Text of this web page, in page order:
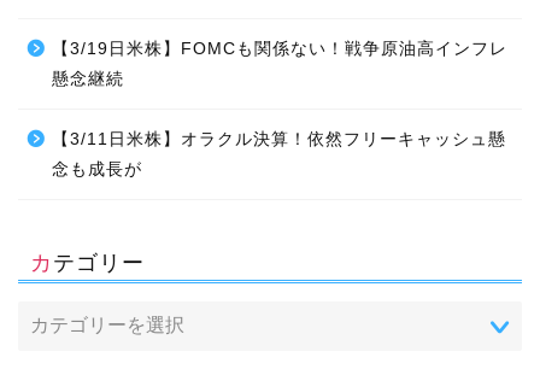
【3/19日米株】FOMCも関係ない！戦争原油高インフレ
懸念継続
【3/11日米株】オラクル決算！依然フリーキャッシュ懸
念も成長が
カテゴリー